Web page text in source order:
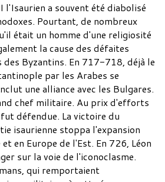
l'Isaurien a souvent été diabolisé
Pourtant, de nombreux
était un homme d'une religiosité
la cause des défaites
des Byzantins. En 717-718, déjà le
par les Arabes se
une alliance avec les Bulgares.
chef militaire. Au prix d'efforts
défendue. La victoire du
isaurienne stoppa l'expansion
en Europe de l'Est. En 726, Léon
sur la voie de l'iconoclasme.
qui remportaient